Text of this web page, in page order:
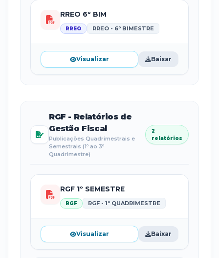
RREO 6º BIM
RREO RREO - 6º BIMESTRE
Visualizar Baixar
RGF - Relatórios de
Gestão Fiscal
Publicações Quadrimestrais e
Semestrais (1º ao 3º
Quadrimestre)
2
relatórios
RGF 1º SEMESTRE
RGF RGF - 1º QUADRIMESTRE
Visualizar Baixar